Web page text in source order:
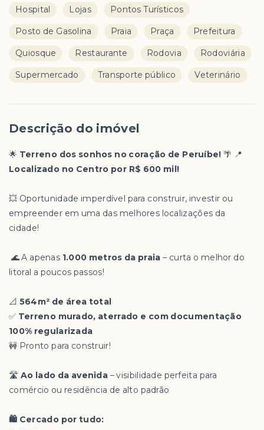
Hospital Lojas Pontos Turísticos
Posto de Gasolina Praia Praça Prefeitura
Quiosque Restaurante Rodovia Rodoviária
Supermercado Transporte público Veterinário
Descrição do imóvel
🌟 Terreno dos sonhos no coração de Peruíbe! 🌴 📍
Localizado no Centro por R$ 600 mil!
💥 Oportunidade imperdível para construir, investir ou
empreender em uma das melhores localizações da
cidade!
🌊 A apenas 1.000 metros da praia – curta o melhor do
litoral a poucos passos!
📐 564m² de área total
✅ Terreno murado, aterrado e com documentação
100% regularizada
🚧 Pronto para construir!
🛣️ Ao lado da avenida – visibilidade perfeita para
comércio ou residência de alto padrão
🛍️ Cercado por tudo: